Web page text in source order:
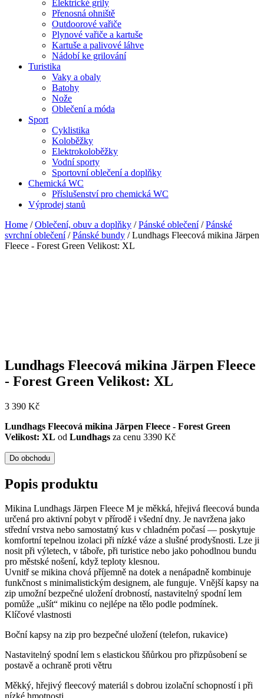
Elektrické grily
Přenosná ohniště
Outdoorové vařiče
Plynové vařiče a kartuše
Kartuše a palivové láhve
Nádobí ke grilování
Turistika
Vaky a obaly
Batohy
Nože
Oblečení a móda
Sport
Cyklistika
Koloběžky
Elektrokoloběžky
Vodní sporty
Sportovní oblečení a doplňky
Chemická WC
Příslušenství pro chemická WC
Výprodej stanů
Home /Oblečení, obuv a doplňky /Pánské oblečení/Pánské
svrchní oblečení/Pánské bundy / Lundhags Fleecová mikina Järpen
Fleece - Forest Green Velikost: XL
Lundhags Fleecová mikina Järpen Fleece
- Forest Green Velikost: XL
3 390 Kč
Lundhags Fleecová mikina Järpen Fleece - Forest Green
Velikost: XL od Lundhags za cenu 3390 Kč
Do obchodu
Popis produktu
Mikina Lundhags Järpen Fleece M je měkká, hřejivá fleecová bunda
určená pro aktivní pobyt v přírodě i všední dny. Je navržena jako
střední vrstva nebo samostatný kus v chladném počasí — poskytuje
komfortní tepelnou izolaci při nízké váze a slušné prodyšnosti. Lze ji
nosit při výletech, v táboře, při turistice nebo jako pohodlnou bundu
pro městské nošení, když teploty klesnou.
Uvnitř se mikina chová příjemně na dotek a nenápadně kombinuje
funkčnost s minimalistickým designem, ale funguje. Vnější kapsy na
zip umožní bezpečné uložení drobností, nastavitelný spodní lem
pomůže „ušít“ mikinu co nejlépe na tělo podle podmínek.
Klíčové vlastnosti
Boční kapsy na zip pro bezpečné uložení (telefon, rukavice)
Nastavitelný spodní lem s elastickou šňůrkou pro přizpůsobení se
postavě a ochraně proti větru
Měkký, hřejivý fleecový materiál s dobrou izolační schopností i při